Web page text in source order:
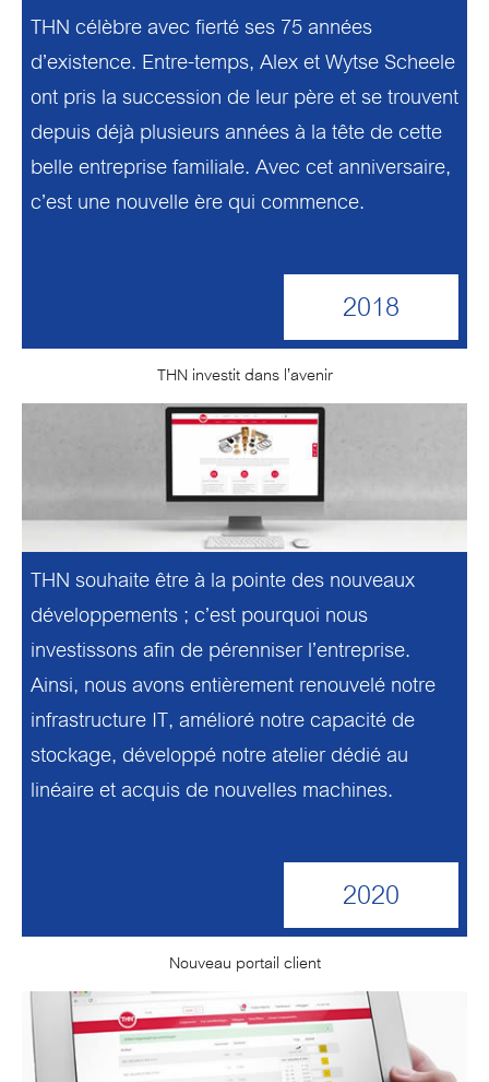
THN célèbre avec fierté ses 75 années
d’existence. Entre-temps, Alex et Wytse Scheele
ont pris la succession de leur père et se trouvent
depuis déjà plusieurs années à la tête de cette
belle entreprise familiale. Avec cet anniversaire,
c’est une nouvelle ère qui commence.
2018
THN investit dans l’avenir
THN souhaite être à la pointe des nouveaux
développements ; c’est pourquoi nous
investissons afin de pérenniser l’entreprise.
Ainsi, nous avons entièrement renouvelé notre
infrastructure IT, amélioré notre capacité de
stockage, développé notre atelier dédié au
linéaire et acquis de nouvelles machines.
2020
Nouveau portail client